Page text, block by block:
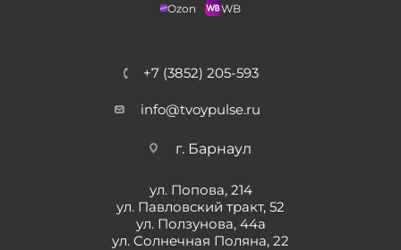
Ozon WB
+7 (3852) 205-593
info@tvoypulse.ru
г. Барнаул
ул. Попова, 214
ул. Павловский тракт, 52
ул. Ползунова, 44а
ул. Солнечная Поляна, 22